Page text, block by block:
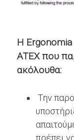
Η Ergonomia
ΑΤΕΧ που
ακόλουθα:
Την
πρέπει